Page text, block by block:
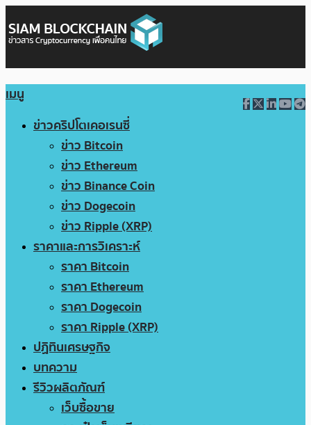
เมนู
ข่าวคริปโตเคอเรนซี่
ข่าว Bitcoin
ข่าว Ethereum
ข่าว Binance Coin
ข่าว Dogecoin
ข่าว Ripple (XRP)
ราคาและการวิเคราะห์
ราคา Bitcoin
ราคา Ethereum
ราคา Dogecoin
ราคา Ripple (XRP)
ปฏิทินเศรษฐกิจ
บทความ
รีวิวผลิตภัณฑ์
เว็บซื้อขาย